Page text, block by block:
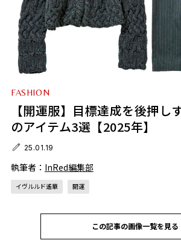
FASHION
【開運服】目標達成を後押し
のアイテム3選【2025年】
25.01.19
執筆者： InRed編集部
イヴルルド遙華 開運
この記事の画像一覧を見る